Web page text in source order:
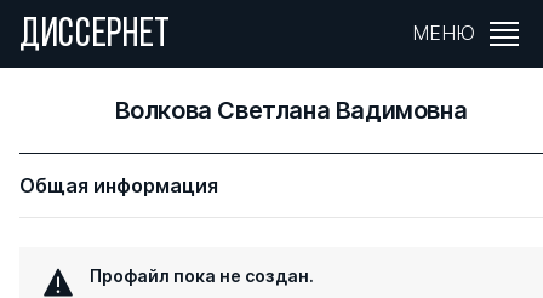
ДИССЕРНЕТ МЕНЮ
Волкова Светлана Вадимовна
Общая информация
Профайл пока не создан.